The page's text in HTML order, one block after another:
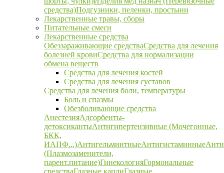
средства)Подгузники, пеленки, простыни
Лекарственные травы, сборы
Питательные смеси
Лекарственные средства
Обеззараживающие средстваСредства для лечения
болезней кровиСредства для нормализации
обмена веществ
Средства для лечения костей
Средства для лечения суставов
Средства для лечения боли, температуры
Боль и спазмы
Обезболивающие средства
АнестезияАдсорбенты-
детоксикантыАнтигипертензивные (Мочегонные,
БКК,
ИАПФ...)АнтигельминтныеАнтигистаминные
(Плазмозаменители,
парент.питание)ГинекологияГормональные